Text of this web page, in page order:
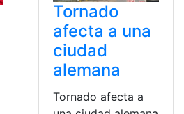
Tornado
afecta a una
ciudad
alemana
Tornado afecta a